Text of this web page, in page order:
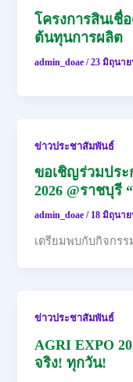
โครงการสินเชื่
ต้นทุนการผลิต
admin_doae/23 มิถุนาย
ข่าวประชาสัมพันธ์
ขอเชิญร่วมประ
2026 @ราชบุรี
admin_doae/ 18 มิถุนาย
เตรียมพบกับกิจกรร
ข่าวประชาสัมพันธ์
AGRI EXPO
จริง! ทุกวัน!